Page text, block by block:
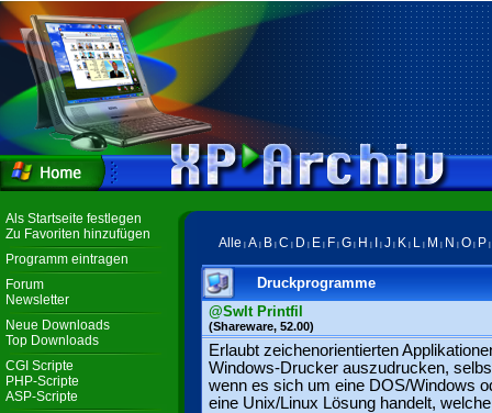
Als Startseite festlegen
Zu Favoriten hinzufügen
Programm eintragen
Forum
Newsletter
Neue Downloads
Top Downloads
CGI Scripte
PHP-Scripte
ASP-Scripte
Alle A B C D E F G H J K L M N O P
Druckprogramme
@SwIt Printfil
(Shareware, 52.00)
Erlaubt zeichenorientierten
Windows-Drucker auszudrucken,
wenn es sich um eine DOS/Windows
eine Unix/Linux Lösung handelt,